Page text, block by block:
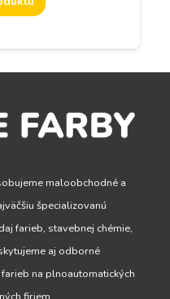
maloobchodné a
špecializovanú
farieb, stavebnej chémie,
aj odborné
na plnoautomatických